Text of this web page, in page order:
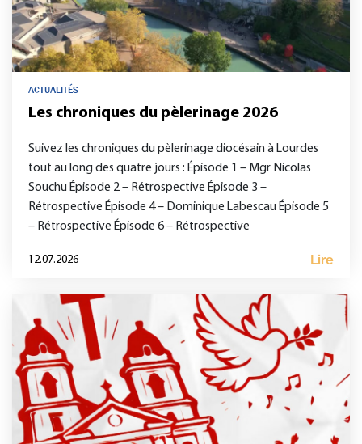
ACTUALITÉS
Les chroniques du pèlerinage 2026
Suivez les chroniques du pèlerinage diocésain à Lourdes
tout au long des quatre jours : Épisode 1 – Mgr Nicolas
Souchu Épisode 2 – Rétrospective Épisode 3 –
Rétrospective Épisode 4 – Dominique Labescau Épisode 5
– Rétrospective Épisode 6 – Rétrospective
12.07.2026 Lire